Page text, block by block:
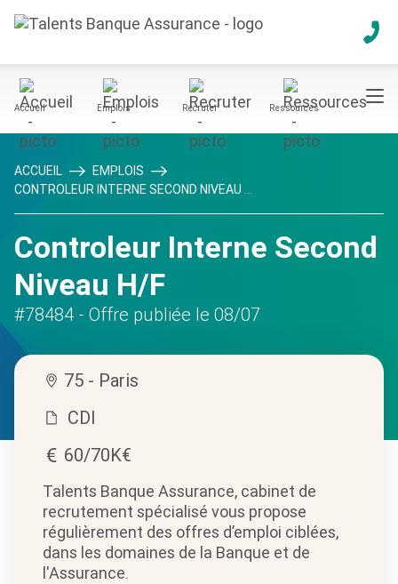
Accueil Emplois Recruter Ressources
ACCUEIL
EMPLOIS
CONTROLEUR INTERNE SECOND NIVEAU ...
Controleur Interne Second
Niveau H/F
#78484 - Offre publiée le 08/07
75 - Paris
CDI
60/70K€
Talents Banque Assurance, cabinet de
recrutement spécialisé vous propose
régulièrement des offres d’emploi ciblées,
dans les domaines de la Banque et de
l'Assurance.